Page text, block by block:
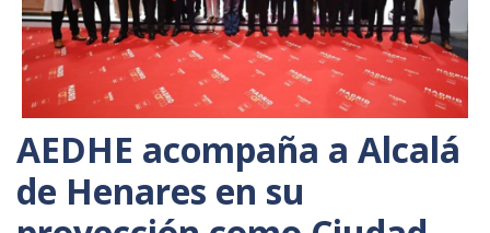
AEDHE acompaña a Alcalá
de Henares en su